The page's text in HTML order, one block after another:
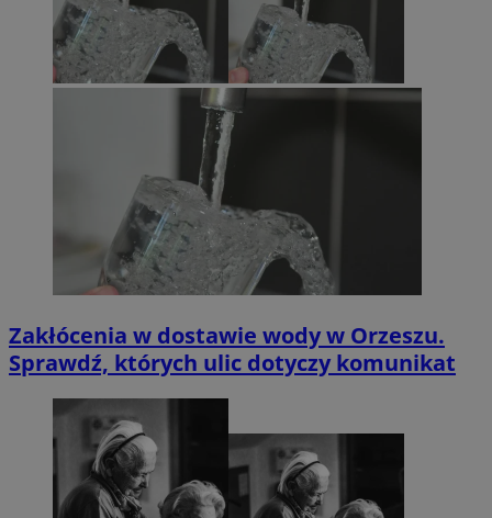
Zakłócenia w dostawie wody w Orzeszu.
Sprawdź, których ulic dotyczy komunikat